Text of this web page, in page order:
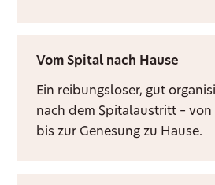
Vom Spital nach Hause
Ein reibungsloser, gut
nach dem Spitalaustritt –
bis zur Genesung zu Hause.